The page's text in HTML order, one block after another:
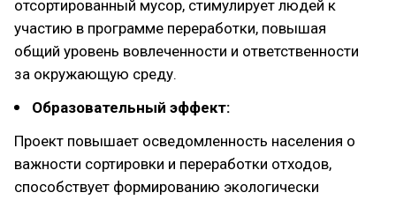
отсортированный мусор, стимулирует людей к
участию в программе переработки, повышая
общий уровень вовлеченности и ответственности
за окружающую среду.
Образовательный эффект:
Проект повышает осведомленность населения о
важности сортировки и переработки отходов,
способствует формированию экологически